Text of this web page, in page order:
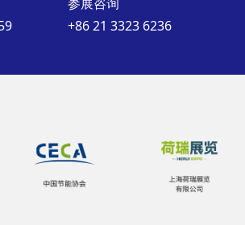
+86 21 3323 6236